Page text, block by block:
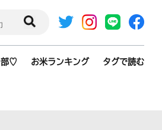
索:
部♡ お米ランキング タグで読む